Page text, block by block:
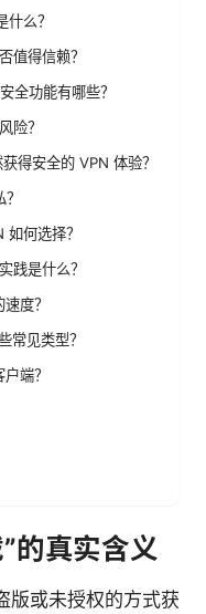
么？
值得信赖？
全功能有哪些？
险？
得安全的 VPN 体验？
何选择？
践是什么？
度？
常见类型？
端？
的真实含义
版或未授权的方式获